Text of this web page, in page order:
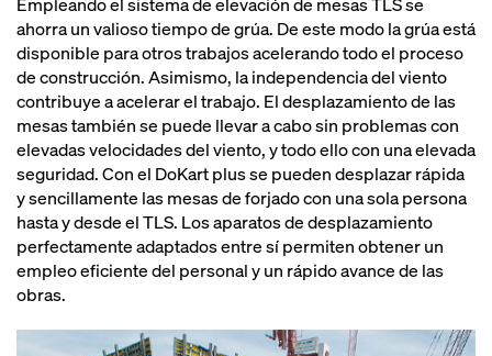
Empleando el sistema de elevación de mesas TLS se
ahorra un valioso tiempo de grúa. De este modo la grúa está
disponible para otros trabajos acelerando todo el proceso
de construcción. Asimismo, la independencia del viento
contribuye a acelerar el trabajo. El desplazamiento de las
mesas también se puede llevar a cabo sin problemas con
elevadas velocidades del viento, y todo ello con una elevada
seguridad. Con el DoKart plus se pueden desplazar rápida
y sencillamente las mesas de forjado con una sola persona
hasta y desde el TLS. Los aparatos de desplazamiento
perfectamente adaptados entre sí permiten obtener un
empleo eficiente del personal y un rápido avance de las
obras.